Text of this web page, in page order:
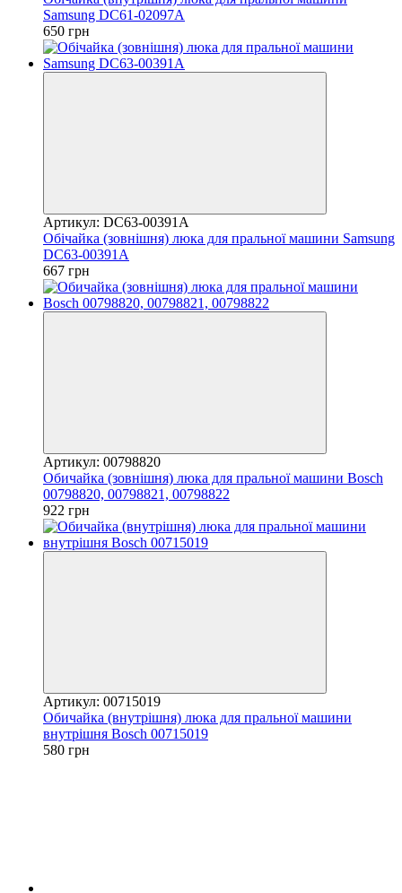
Samsung DC61-02097A
650 грн
Артикул: DC63-00391A
Обічайка (зовнішня) люка для пральної машини Samsung
DC63-00391A
667 грн
Артикул: 00798820
Обичайка (зовнішня) люка для пральної машини Bosch
00798820, 00798821, 00798822
922 грн
Артикул: 00715019
Обичайка (внутрішня) люка для пральної машини
внутрішня Bosch 00715019
580 грн